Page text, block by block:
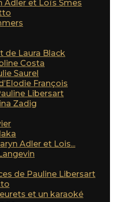
Adler et Loïs Smes
de Laura Black
Costa
Saurel
François
Libersart
Zadig
Adler et Lois...
de Pauline Libersart
et un karaoké